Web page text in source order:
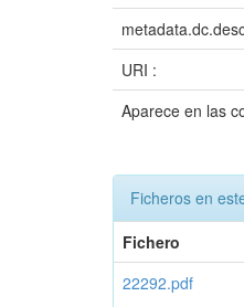
URI :
Aparece en las
Ficheros en
Fichero
22292.pdf